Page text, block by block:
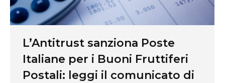
L’Antitrust sanziona Poste
Italiane per i Buoni Fruttiferi
Postali: leggi il comunicato di